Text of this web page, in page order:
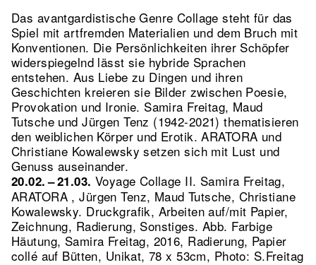
Das avantgardistische Genre Collage steht für das
Spiel mit artfremden Materialien und dem Bruch mit
Konventionen. Die Persönlichkeiten ihrer Schöpfer
widerspiegelnd lässt sie hybride Sprachen
entstehen. Aus Liebe zu Dingen und ihren
Geschichten kreieren sie Bilder zwischen Poesie,
Provokation und Ironie. Samira Freitag, Maud
Tutsche und Jürgen Tenz (1942-2021) thematisieren
den weiblichen Körper und Erotik. ARATORA und
Christiane Kowalewsky setzen sich mit Lust und
Genuss auseinander.
20.02. – 21.03. Voyage Collage II. Samira Freitag,
ARATORA , Jürgen Tenz, Maud Tutsche, Christiane
Kowalewsky. Druckgrafik, Arbeiten auf/mit Papier,
Zeichnung, Radierung, Sonstiges.Abb. Farbige
Häutung, Samira Freitag, 2016, Radierung, Papier
collé auf Bütten, Unikat, 78 x 53cm, Photo: S.Freitag